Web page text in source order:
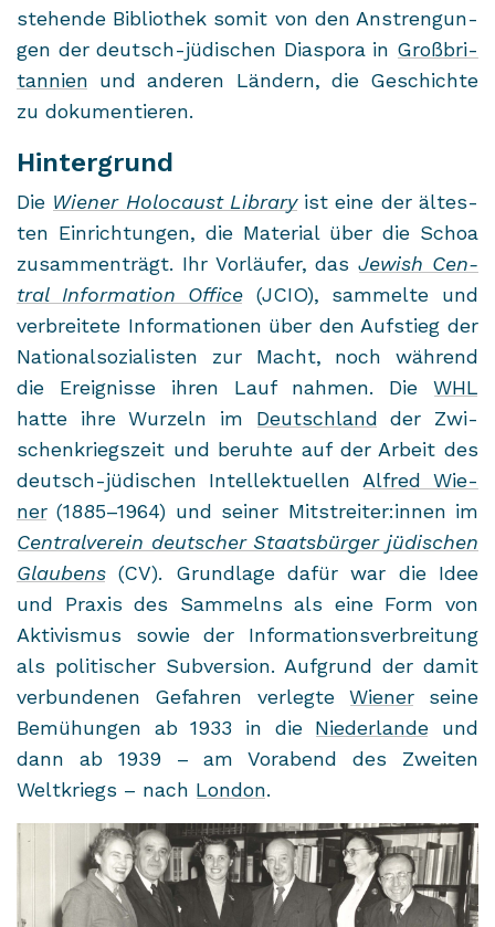
stehen­de Bi­blio­thek somit von den An­stren­gun­
gen der deutsch-​jüdischen Dia­spo­ra in Groß­bri­
tan­ni­en und an­de­ren Län­dern, die Ge­schich­te
zu do­ku­men­tie­ren.
Hintergrund
Die Wie­ner Ho­lo­caust Li­bra­ryist eine der äl­tes­
ten Ein­rich­tun­gen, die Ma­te­ri­al über die Schoa
zu­sam­men­trägt. Ihr Vor­läu­fer, dasJe­wish Cen­
tral In­for­ma­ti­on Of­fice (JCIO), sam­mel­te und
ver­brei­te­te In­for­ma­tio­nen über den Auf­stieg der
Na­tio­nal­so­zia­lis­ten zur Macht, noch wäh­rend
die Er­eig­nis­se ihren Lauf nah­men. Die WHL
hatte ihre Wur­zeln im Deutsch­land der Zwi­
schen­kriegs­zeit und be­ruh­te auf der Ar­beit des
deutsch-​jüdischen In­tel­lek­tu­el­len Al­fred Wie­
ner (1885–1964) und sei­ner Mit­strei­ter:innen im
Cen­tral­ver­ein deut­scher Staats­bür­ger jü­di­schen
Glau­bens (CV). Grund­la­ge dafür war die Idee
und Pra­xis des Sam­melns als eine Form von
Ak­ti­vis­mus sowie der In­for­ma­ti­ons­ver­brei­tung
als po­li­ti­scher Sub­ver­si­on. Auf­grund der damit
ver­bun­de­nen Ge­fah­ren ver­leg­te Wie­nerseine
Be­mü­hun­gen ab 1933 in die Nie­der­lan­de und
dann ab 1939 – am Vor­abend des Zwei­ten
Welt­kriegs – nach Lon­don.